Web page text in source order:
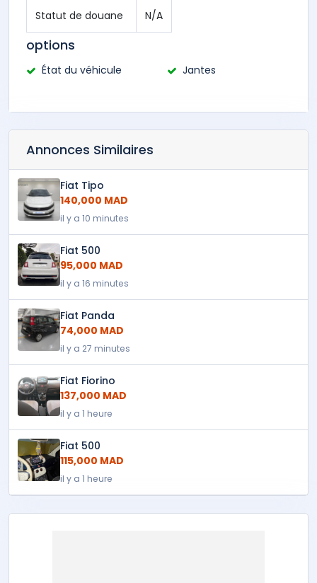
Statut de douane N/A
options
État du véhicule Jantes
Annonces Similaires
Fiat Tipo
140,000 MAD
il y a 10 minutes
Fiat 500
95,000 MAD
il y a 16 minutes
Fiat Panda
74,000 MAD
il y a 27 minutes
Fiat Fiorino
137,000 MAD
il y a 1 heure
Fiat 500
115,000 MAD
il y a 1 heure